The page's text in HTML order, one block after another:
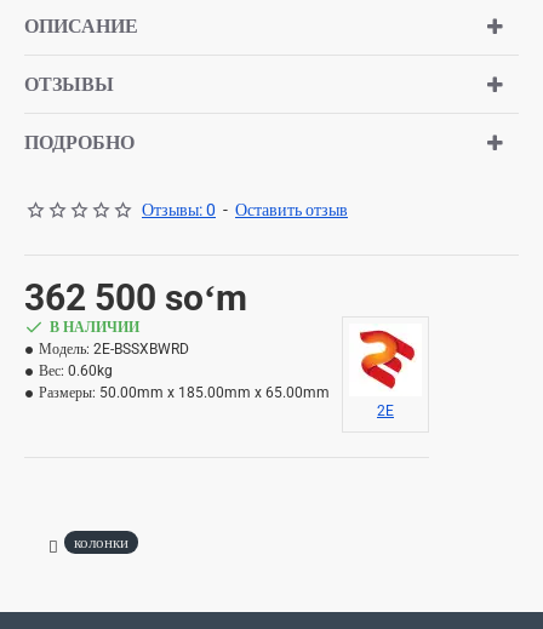
ОПИСАНИЕ
ОТЗЫВЫ
ПОДРОБНО
Отзывы: 0 - Оставить отзыв
362 500 soʻm
В НАЛИЧИИ
Модель: 2E-BSSXBWRD
Вес: 0.60kg
Размеры: 50.00mm x 185.00mm x 65.00mm
2E
колонки